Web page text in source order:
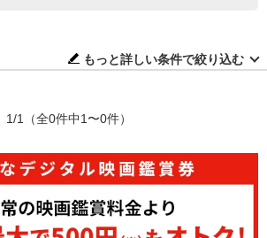
もっと詳しい条件で絞り込む
1/1 （全0件中1〜0件）